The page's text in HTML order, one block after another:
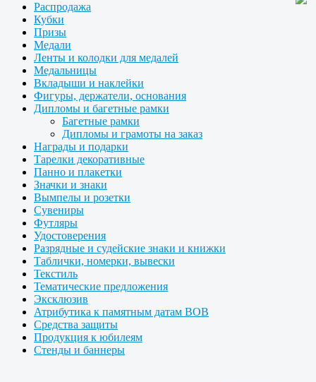
Распродажа
Кубки
Призы
Медали
Ленты и колодки для медалей
Медальницы
Вкладыши и наклейки
Фигуры, держатели, основания
Дипломы и багетные рамки
Багетные рамки
Дипломы и грамоты на заказ
Награды и подарки
Тарелки декоративные
Панно и плакетки
Значки и знаки
Вымпелы и розетки
Сувениры
Футляры
Удостоверения
Разрядные и судейские знаки и книжки
Таблички, номерки, вывески
Текстиль
Тематические предложения
Эксклюзив
Атрибутика к памятным датам ВОВ
Средства защиты
Продукция к юбилеям
Стенды и баннеры